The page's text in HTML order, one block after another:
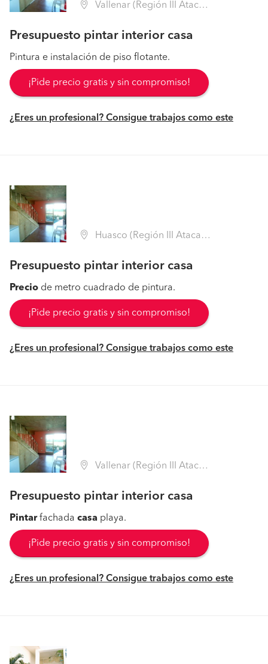
Vallenar (Región III Atacama - Huasco)
Presupuesto pintar interior casa
Pintura e instalación de piso flotante.
¡Pide precio gratis y sin compromiso!
¿Eres un profesional? Consigue trabajos como este
Huasco (Región III Atacama - Huasco)
Presupuesto pintar interior casa
Precio de metro cuadrado de pintura.
¡Pide precio gratis y sin compromiso!
¿Eres un profesional? Consigue trabajos como este
Vallenar (Región III Atacama - Huasco)
Presupuesto pintar interior casa
Pintarfachada casa playa.
¡Pide precio gratis y sin compromiso!
¿Eres un profesional? Consigue trabajos como este